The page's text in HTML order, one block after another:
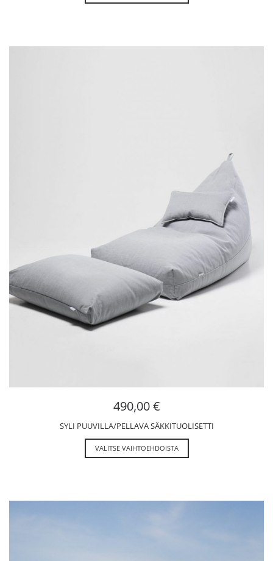
490,00€
SYLI PUUVILLA/PELLAVA SÄKKITUOLISETTI
VALITSE VAIHTOEHDOISTA